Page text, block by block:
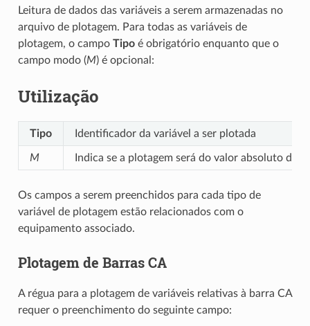
Leitura de dados das variáveis a serem armazenadas no
arquivo de plotagem. Para todas as variáveis de
plotagem, o campo Tipoé obrigatório enquanto que o
campo modo (M) é opcional:
Utilização
Tipo Identificador da variável a ser plotada
M Indica se a plotagem será do valor absoluto da
Os campos a serem preenchidos para cada tipo de
variável de plotagem estão relacionados com o
equipamento associado.
Plotagem de Barras CA
A régua para a plotagem de variáveis relativas à barra CA
requer o preenchimento do seguinte campo: